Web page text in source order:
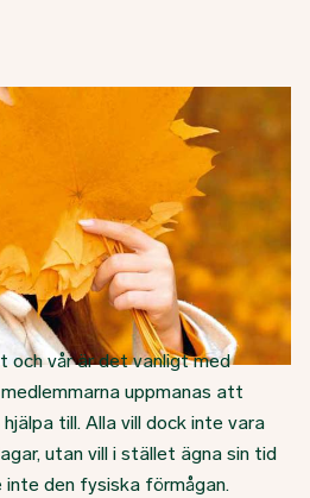
och vår är det vanligt med
uppmanas att
till. Alla vill dock inte vara
utan vill i stället ägna sin tid
inte den fysiska förmågan.